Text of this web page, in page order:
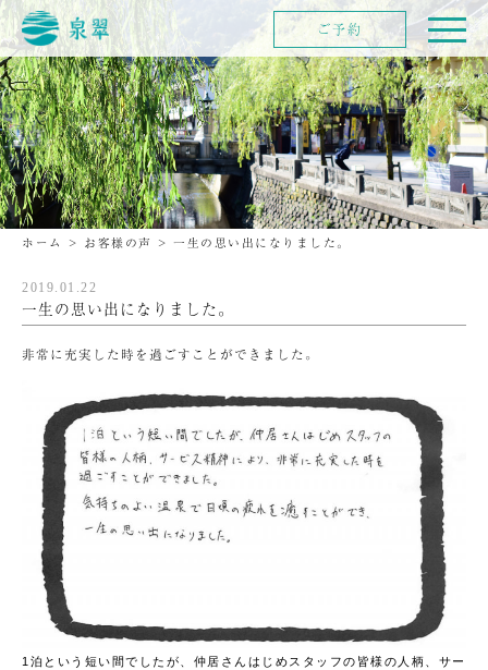
ホーム > お客様の声 > 一生の思い出になりました。
2019.01.22
一生の思い出になりました。
非常に充実した時を過ごすことができました。
1泊という短い間でしたが、仲居さんはじめスタッフの皆様の人柄、サー
ご予約